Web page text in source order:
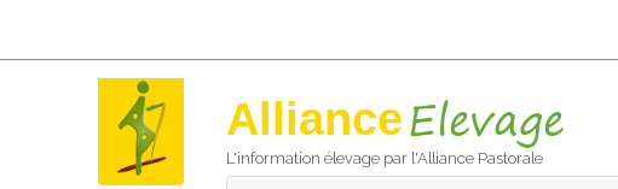
Alliance
L'information élevage par l'Alliance Pastorale